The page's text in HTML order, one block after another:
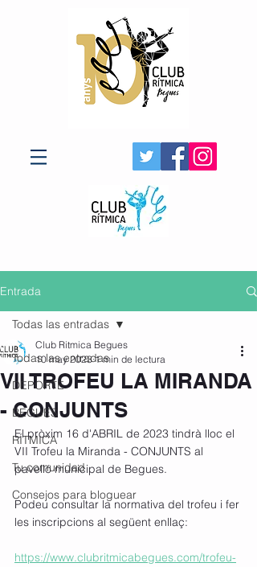
Entrada
Todas las entradas
DEPORTE
BEGUES
RÍTMICA
Tu comunidad
Consejos para bloguear
Todas las entradas
VII TROFEU LA MIRANDA
- CONJUNTS
Club Ritmica Begues
10 may 2023 1 min de lectura
El pròxim 16 d'ABRIL de 2023 tindrà lloc el
VII Trofeu la Miranda - CONJUNTS al
pavelló municipal de Begues.
Podeu consultar la normativa del trofeu i fer
les inscripcions al següent enllaç:
https://www.clubritmicabegues.com/trofeu-